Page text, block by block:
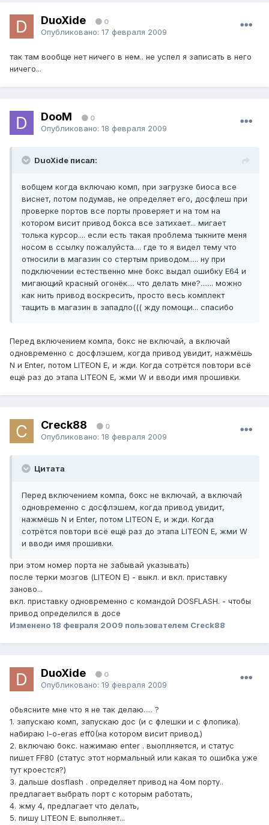
DuoXide 0
Опубликовано: 17 февраля 2009
так там вообще нет ничего в нем.. не успел я записать в него
ничего...
DooM 0
Опубликовано: 18 февраля 2009
DuoXide писал:
вобщем когда включаю комп, при загрузке биоса все
виснет, потом подумав, не определяет его, досфлеш при
проверке портов все порты проверяет и на том на
котором висит привод бокса все затихает... мигает
толька курсор.... если есть такая проблема тыкните меня
носом в ссылку пожалуйста.... где то я видел тему что
относили в магазин со стертым приводом..... ну при
подключении естественно мне бокс выдал ошибку Е64 и
мигающий красный огонёк.... что делать мне?....... можно
как нить привод воскресить, просто весь комплект
тащить в магазин в западло((( жду помощи... спасибо
Перед включением компа, бокс не включай, а включай
одновременно с досфлэшем, когда привод увидит, нажмёшь
N и Enter, потом LITEON E, и жди. Когда сотрётся повтори всё
ещё раз до этапа LITEON E, жми W и вводи имя прошивки.
Creck88 0
Опубликовано: 18 февраля 2009
Цитата
Перед включением компа, бокс не включай, а включай
одновременно с досфлэшем, когда привод увидит,
нажмёшь N и Enter, потом LITEON E, и жди. Когда
сотрётся повтори всё ещё раз до этапа LITEON E, жми W
и вводи имя прошивки.
при этом номер порта не забывай указывать)
после терки мозгов (LITEON E) - выкл. и вкл. приставку
заново...
вкл. приставку одновременно с командой DOSFLASH. - чтобы
привод определился в досе
Изменено 18 февраля 2009 пользователем Creck88
DuoXide 0
Опубликовано: 19 февраля 2009
обьясните мне что я не так делаю..... ?
1. запускаю комп, запускаю дос (и с флешки и с флопика).
набираю l-o-eras eff0(на котором висит привод.)
2. включаю бокс. нажимаю enter . выоплняется, и статус
пишет FF80 (статус этот нормальный или какая то ошибка уже
тут кроестся?)
3. дальше dosflash . определяет привод на 4ом порту..
предлагает выбрать порт с которым работать,
4. жму 4, предлагает что делать,
5. пишу LITEON E. выполняет...